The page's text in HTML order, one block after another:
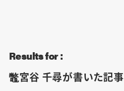
Results for :
鼈宮谷 千尋が書いた記事